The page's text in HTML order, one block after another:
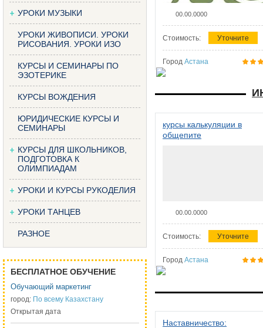
УРОКИ МУЗЫКИ
УРОКИ ЖИВОПИСИ. УРОКИ
РИСОВАНИЯ. УРОКИ ИЗО
КУРСЫ И СЕМИНАРЫ ПО
ЭЗОТЕРИКЕ
КУРСЫ ВОЖДЕНИЯ
ЮРИДИЧЕСКИЕ КУРСЫ И
СЕМИНАРЫ
КУРСЫ ДЛЯ ШКОЛЬНИКОВ,
ПОДГОТОВКА К
ОЛИМПИАДАМ
УРОКИ И КУРСЫ РУКОДЕЛИЯ
УРОКИ ТАНЦЕВ
РАЗНОЕ
БЕСПЛАТНОЕ ОБУЧЕНИЕ
Обучающий маркетинг
город: По всему Казахстану
Открытая дата
00.00.0000
Стоимость: Уточните
Город Астана
курсы калькуляции в
общепите
00.00.0000
Стоимость: Уточните
Город Астана
Наставничество: